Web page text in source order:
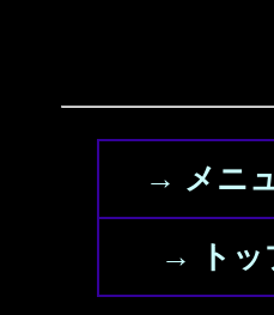
→ メニ
→ トッ